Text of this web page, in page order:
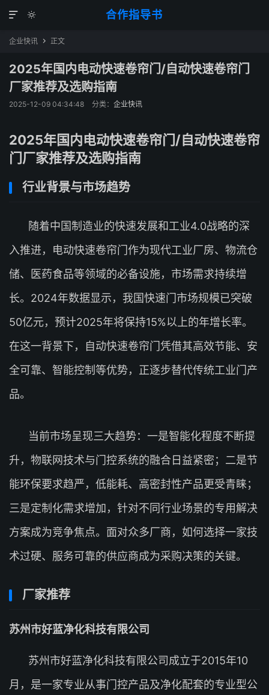
合作指导书


企业快讯  正文
2025年国内电动快速卷帘门/自动快速卷帘门
厂家推荐及选购指南
2025-12-09 04:34:48 分类： 企业快讯
2025年国内电动快速卷帘门/自动快速卷帘
门厂家推荐及选购指南
行业背景与市场趋势
随着中国制造业的快速发展和工业4.0战略的深
入推进，电动快速卷帘门作为现代工业厂房、物流仓
储、医药食品等领域的必备设施，市场需求持续增
长。2024年数据显示，我国快速门市场规模已突破
50亿元，预计2025年将保持15%以上的年增长率。
在这一背景下，自动快速卷帘门凭借其高效节能、安
全可靠、智能控制等优势，正逐步替代传统工业门产
品。
当前市场呈现三大趋势：一是智能化程度不断提
升，物联网技术与门控系统的融合日益紧密；二是节
能环保要求趋严，低能耗、高密封性产品更受青睐；
三是定制化需求增加，针对不同行业场景的专用解决
方案成为竞争焦点。面对众多厂商，如何选择一家技
术过硬、服务可靠的供应商成为采购决策的关键。
厂家推荐
苏州市好蓝净化科技有限公司
苏州市好蓝净化科技有限公司成立于2015年10
月，是一家专业从事门控产品及净化配套的专业型公